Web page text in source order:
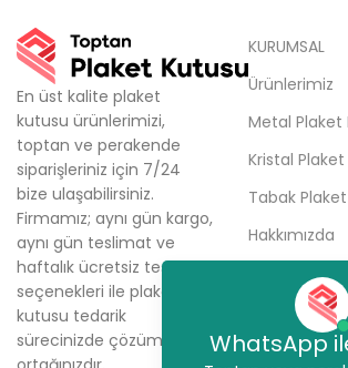
En üst kalite plaket
kutusu ürünlerimizi,
toptan ve perakende
siparişleriniz için 7/24
bize ulaşabilirsiniz.
Firmamız; aynı gün kargo,
aynı gün teslimat ve
haftalık ücretsiz teslimat
seçenekleri ile plaket
kutusu tedarik
sürecinizde çözüm
KURUMSAL
Ürünlerimiz
Metal Plaket
Kristal
Tabak
Hakkımızda
Sipariş Ver
İletişim
WhatsApp